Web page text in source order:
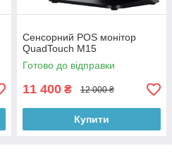
Сенсорний POS монітор
QuadTouch M15
Готово до відправки
11 400 ₴ 12 000 ₴
Купити